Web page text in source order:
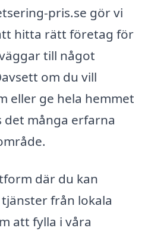
pris.se gör vi
hitta rätt företag för
till något
om du vill
eller ge hela hemmet
det många erfarna
där du kan
från lokala
att fylla i våra